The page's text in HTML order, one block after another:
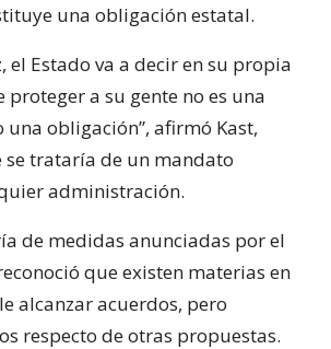
una obligación estatal.
el Estado va a decir en su propia
proteger a su gente no es una
una obligación”, afirmó Kast,
trataría de un mandato
administración.
de medidas anunciadas por el
que existen materias en
alcanzar acuerdos, pero
respecto de otras propuestas.